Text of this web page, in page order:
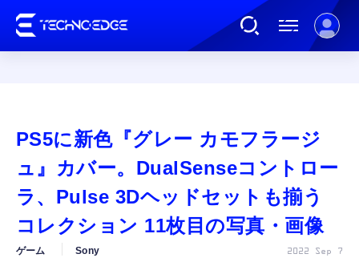
AI
ガジェット
PS5に新色『グレー カモフラージ
ュ』カバー。DualSenseコントロー
ラ、Pulse 3Dヘッドセットも揃う
コレクション 11枚目の写真・画像
ゲーム Sony 2022 Sep 7